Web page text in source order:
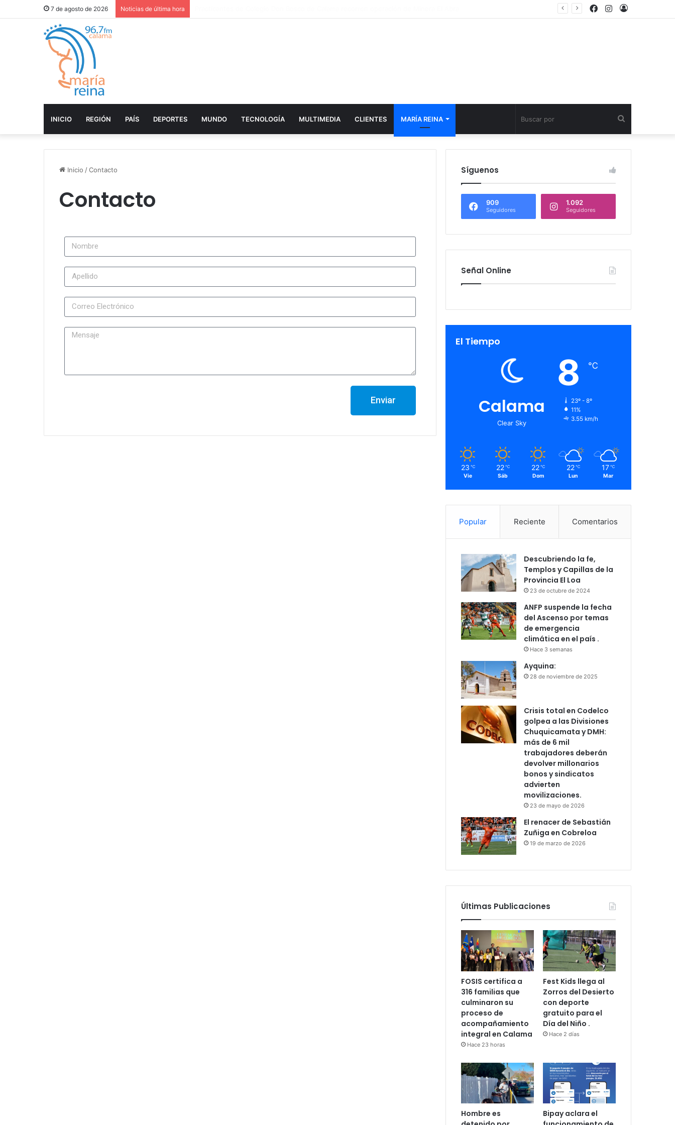
7 de agosto de 2026 Noticias de última hora
INICIO REGIÓN PAÍS DEPORTES MUNDO TECNOLOGÍA MULTIMEDIA CLIENTES MARÍA REINA
Inicio /Contacto
Contacto
Enviar
Síguenos
909
Seguidores
1.092
Seguidores
Señal Online
El Tiempo
Calama
Clear Sky
8 ℃
23º - 8º
11%
3.55 km/h
23 ℃
Vie
22 ℃
Sáb
22 ℃
Dom
22 ℃
Lun
17 ℃
Mar
Popular Reciente Comentarios
Descubriendo la fe,
Templos y Capillas de la
Provincia El Loa
23 de octubre de 2024
ANFP suspende la fecha
del Ascenso por temas
de emergencia
climática en el país .
Hace 3 semanas
Ayquina:
28 de noviembre de 2025
Crisis total en Codelco
golpea a las Divisiones
Chuquicamata y DMH:
más de 6 mil
trabajadores deberán
devolver millonarios
bonos y sindicatos
advierten
movilizaciones.
23 de mayo de 2026
El renacer de Sebastián
Zuñiga en Cobreloa
19 de marzo de 2026
Últimas Publicaciones
FOSIS certifica a
316 familias que
culminaron su
proceso de
acompañamiento
integral en Calama
Hace 23 horas
Fest Kids llega al
Zorros del Desierto
con deporte
gratuito para el
Día del Niño .
Hace 2 días
Hombre es
Bipay aclara el